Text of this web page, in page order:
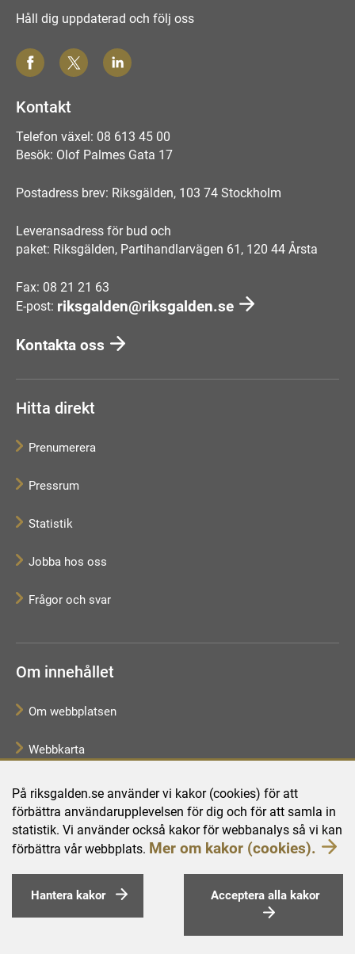
På riksgalden.se använder vi kakor (cookies) för att
förbättra användarupplevelsen för dig och för att samla in
statistik. Vi använder också kakor för webbanalys så vi kan
förbättra vår webbplats. Mer om kakor (cookies).
Hantera kakor Acceptera alla kakor
Håll dig uppdaterad och följ oss
Kontakt
Telefon växel: 08 613 45 00
Besök: Olof Palmes Gata 17
Postadress brev: Riksgälden, 103 74 Stockholm
Leveransadress för bud och
paket: Riksgälden, Partihandlarvägen 61, 120 44 Årsta
Fax: 08 21 21 63
E-post: riksgalden@riksgalden.se
Kontakta oss
Hitta direkt
Prenumerera
Pressrum
Statistik
Jobba hos oss
Frågor och svar
Om innehållet
Om webbplatsen
Webbkarta
Tillgänglighetsredogörelse
Behandling av personuppgifter